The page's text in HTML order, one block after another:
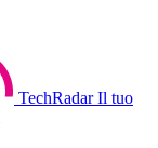
TechRadar Il tuo